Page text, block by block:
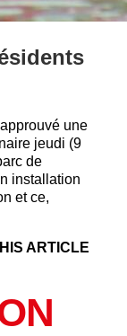
une
jeudi (9
de
installation
et ce,
ARTICLE